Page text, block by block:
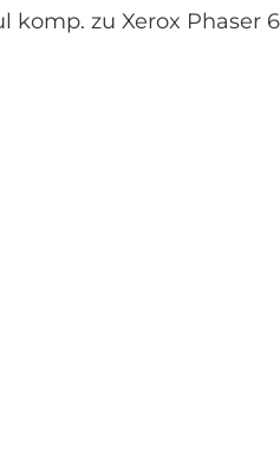
komp. zu Xerox Phaser